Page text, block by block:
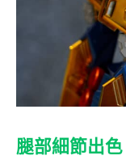
腿部細節出